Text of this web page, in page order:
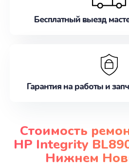
Бесплатный выезд
Гарантия на работы и
Стоимость
HP Integrity
Нижнем